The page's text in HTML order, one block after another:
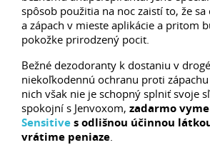
spôsob použitia na noc zaistí to, že
a zápach v mieste aplikácie a pritom
pokožke prirodzený pocit.
Bežné dezodoranty k dostaniu v
niekoľkodennú ochranu proti
nich však nie je schopný splniť svoje
spokojní s Jenvoxom, zadarmo
Sensitive s odlišnou účinnou
vrátime peniaze.